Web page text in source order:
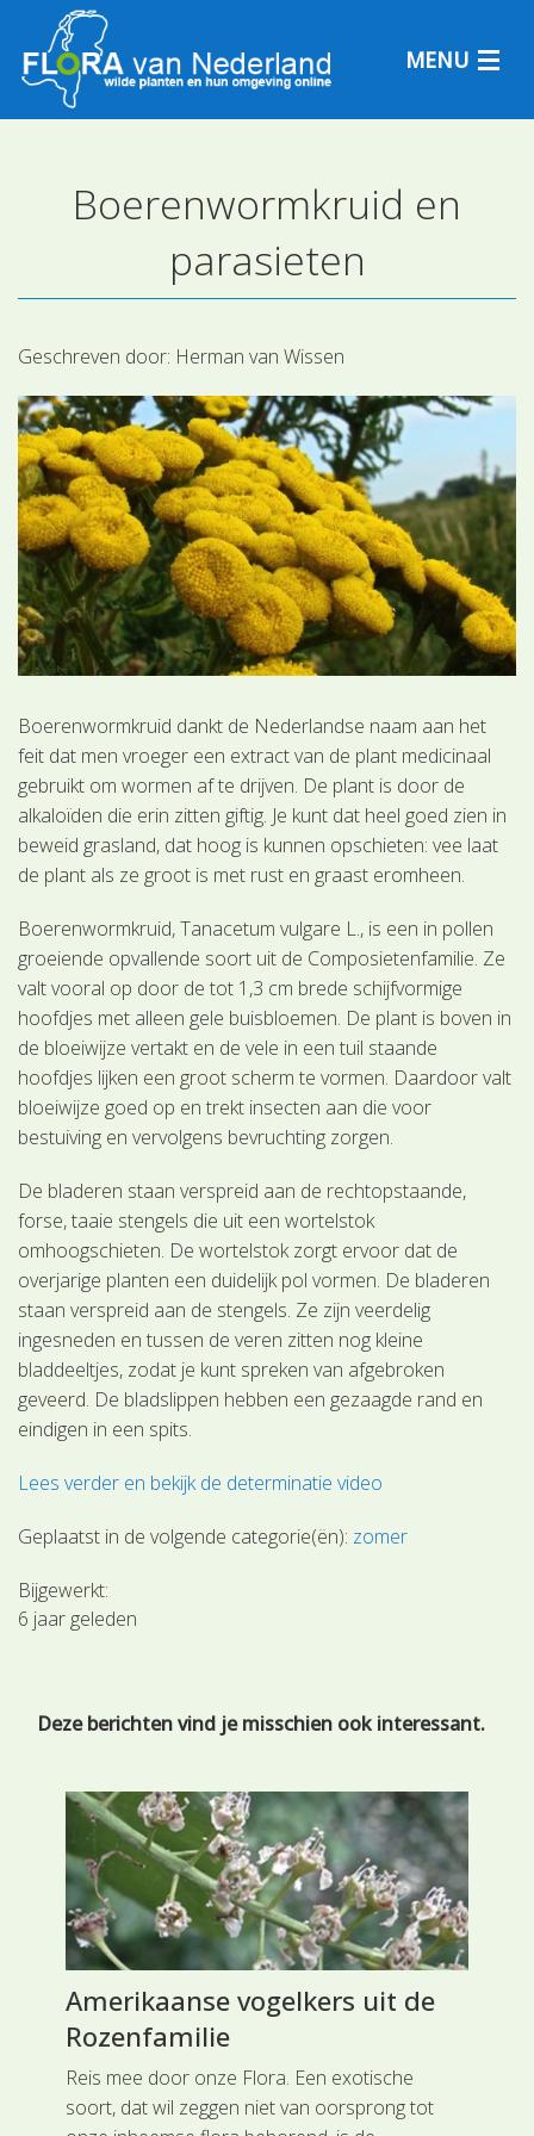
MENU
Plantensoorten
Plantengemeenschappen
Determineren
Boerenwormkruid en
parasieten
Geschreven door: Herman van Wissen
Boerenwormkruid dankt de Nederlandse naam aan het
feit dat men vroeger een extract van de plant medicinaal
gebruikt om wormen af te drijven. De plant is door de
alkaloïden die erin zitten giftig. Je kunt dat heel goed zien in
beweid grasland, dat hoog is kunnen opschieten: vee laat
de plant als ze groot is met rust en graast eromheen.
Boerenwormkruid, Tanacetum vulgare L., is een in pollen
groeiende opvallende soort uit de Composietenfamilie. Ze
valt vooral op door de tot 1,3 cm brede schijfvormige
hoofdjes met alleen gele buisbloemen. De plant is boven in
de bloeiwijze vertakt en de vele in een tuil staande
hoofdjes lijken een groot scherm te vormen. Daardoor valt
bloeiwijze goed op en trekt insecten aan die voor
bestuiving en vervolgens bevruchting zorgen.
De bladeren staan verspreid aan de rechtopstaande,
forse, taaie stengels die uit een wortelstok
omhoogschieten. De wortelstok zorgt ervoor dat de
overjarige planten een duidelijk pol vormen. De bladeren
staan verspreid aan de stengels. Ze zijn veerdelig
ingesneden en tussen de veren zitten nog kleine
bladdeeltjes, zodat je kunt spreken van afgebroken
geveerd. De bladslippen hebben een gezaagde rand en
eindigen in een spits.
Lees verder en bekijk de determinatie video
Geplaatst in de volgende categorie(ën): zomer
Bijgewerkt:
6 jaar geleden
Deze berichten vind je misschien ook interessant.
Amerikaanse vogelkers uit de
Rozenfamilie
Reis mee door onze Flora. Een exotische
soort, dat wil zeggen niet van oorsprong tot